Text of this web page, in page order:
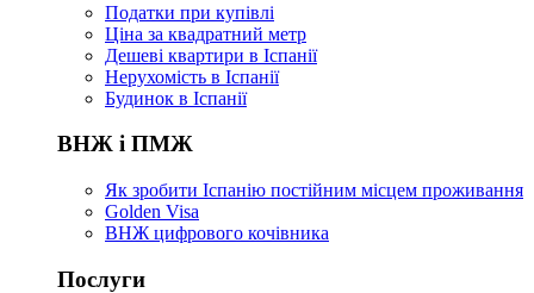
Податки при купівлі
Ціна за квадратний метр
Дешеві квартири в Іспанії
Нерухомість в Іспанії
Будинок в Іспанії
ВНЖ і ПМЖ
Як зробити Іспанію постійним місцем проживання
Golden Visa
ВНЖ цифрового кочівника
Послуги